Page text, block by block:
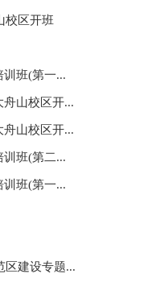
校区开班
班(第一...
山校区开...
山校区开...
班(第二...
班(第一...
区建设专题...